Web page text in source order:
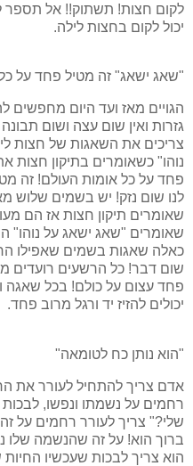
לקום חצות! תשתוק!! אל
יכול לקום בחצות לילה.
"שאג ישאג" זה מטיל פחד על
הגויים מאז ועד היום מחפשים
גזרות ואין שום עצה ושום
צריכים את השאגות של חצות
נוהו" כשאומרים בתיקון חצות
פחד על כל אומות העולם! זה
לנו שום נזק! יש בשמים שלוש
שאומרים תיקון חצות אז הם
שאומרים "שאג ישאג על נוהו"
כאלה שאגות בשמים שאפילו
שום דבר! כל הרשעים רועדים
פחד עצום על כולם! בכל שאגה
יכולים להזיז יד ורגל מרוב פחד.
"הוא נותן כח לטומאה"
אדם צריך להתחיל לעורר את
רחמים על נשמתו ונפשו,
שלי?" צריך לעורר רחמים על
ברוך הוא! על זה שהנשמה שלו
הוא צריך לבכות שעכשיו